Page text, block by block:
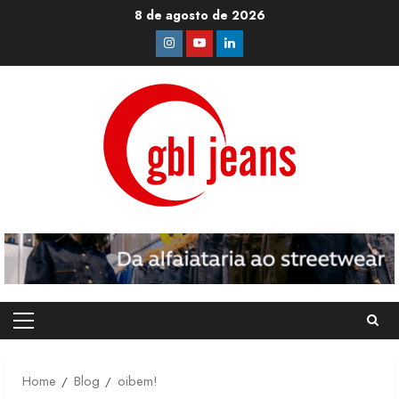
8 de agosto de 2026
Instagram
YoutubeLinkedin
Primary
Home
Blog oibem!